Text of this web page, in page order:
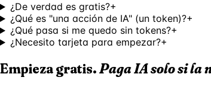
¿De verdad es gratis?+
¿Qué es "una acción de IA" (un token)?+
¿Qué pasa si me quedo sin tokens?+
¿Necesito tarjeta para empezar?+
Empieza gratis.Paga IA solo si la